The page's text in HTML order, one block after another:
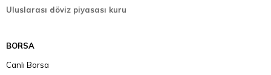
Uluslarası döviz piyasası kuru
BORSA
Canlı Borsa